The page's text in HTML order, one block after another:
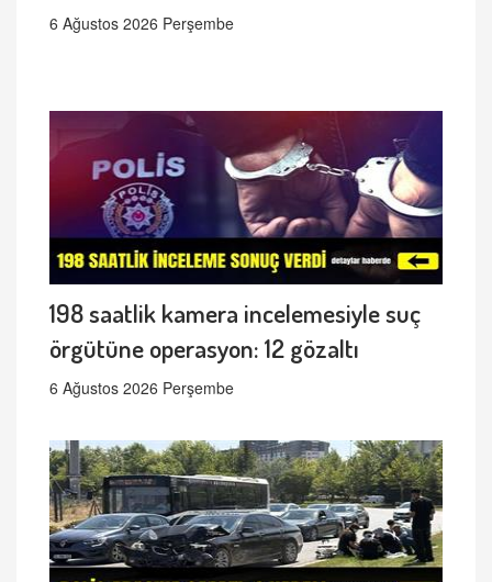
6 Ağustos 2026 Perşembe
198 saatlik kamera incelemesiyle suç
örgütüne operasyon: 12 gözaltı
6 Ağustos 2026 Perşembe